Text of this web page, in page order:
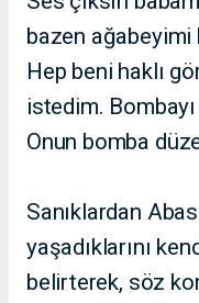
bazen ağabeyimi
Hep beni haklı
istedim.
Onun bomba
Sanıklardan
yaşadıklarını
belirterek, söz